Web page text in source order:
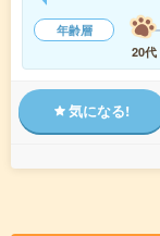
年齢層
20代
気になる!